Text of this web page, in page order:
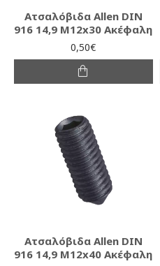
Ατσαλόβιδα Allen DIN
916 14,9 M12x30 Ακέφαλη
0,50€
Ατσαλόβιδα Allen DIN
916 14,9 M12x40 Ακέφαλη